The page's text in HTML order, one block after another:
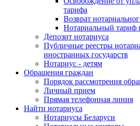
тарифа
Возврат
Нотариальный
Депозит нотариуса
Публичные реестры
иностранных государств
Нотариус - детям
Обращения граждан
Порядок рассмотрения
Личный прием
Прямая телефонная линия
Найти нотариуса
Нотариусы Беларуси